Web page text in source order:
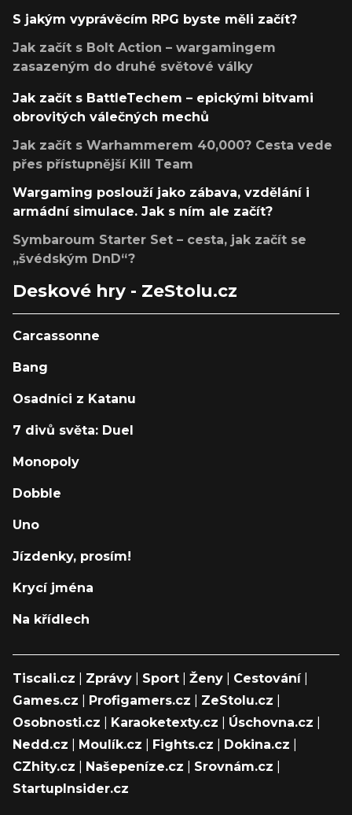
S jakým vyprávěcím RPG byste měli začít?
Jak začít s Bolt Action – wargamingem
zasazeným do druhé světové války
Jak začít s BattleTechem – epickými bitvami
obrovitých válečných mechů
Jak začít s Warhammerem 40,000? Cesta vede
přes přístupnější Kill Team
Wargaming poslouží jako zábava, vzdělání i
armádní simulace. Jak s ním ale začít?
Symbaroum Starter Set – cesta, jak začít se
„švédským DnD“?
Deskové hry - ZeStolu.cz
Carcassonne
Bang
Osadníci z Katanu
7 divů světa: Duel
Monopoly
Dobble
Uno
Jízdenky, prosím!
Krycí jména
Na křídlech
Tiscali.cz Zprávy Sport Ženy Cestování|
Games.cz
Profigamers.cz ZeStolu.cz
Osobnosti.cz
Karaoketexty.cz Úschovna.cz
Nedd.cz
Moulík.cz Fights.cz Dokina.cz
CZhity.cz
Našepeníze.cz Srovnám.cz
StartupInsider.cz